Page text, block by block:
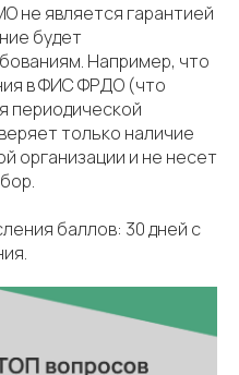
не является гарантией
будет
Например, что
в ФИС ФРДО (что
периодической
только наличие
организации и не несет
баллов: 30 дней с